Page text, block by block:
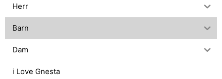
Herr
Barn
Dam
i Love Gnesta